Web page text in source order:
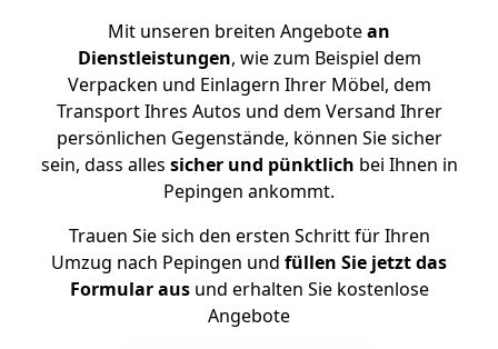
Mit unseren breiten Angebotean
Dienstleistungen, wie zum Beispiel dem
Verpacken und Einlagern Ihrer Möbel, dem
Transport Ihres Autos und dem Versand Ihrer
persönlichen Gegenstände, können Sie sicher
sein, dass alles sicher und pünktlich bei Ihnen in
Pepingen ankommt.
Trauen Sie sich den ersten Schritt für Ihren
Umzug nach Pepingen und füllen Sie jetzt das
Formular ausund erhalten Sie kostenlose
Angebote